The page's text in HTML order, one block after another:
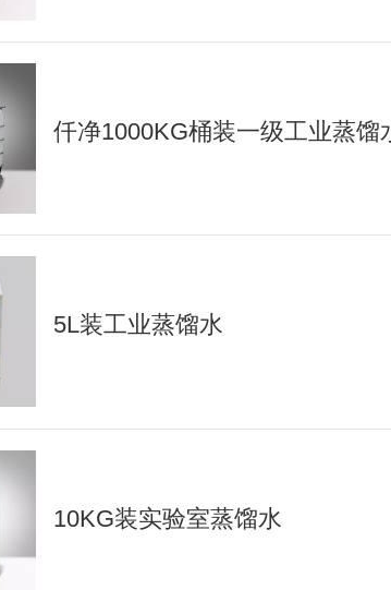
仟净1000KG桶装一级工业蒸馏
5L装工业蒸馏水
10KG装实验室蒸馏水